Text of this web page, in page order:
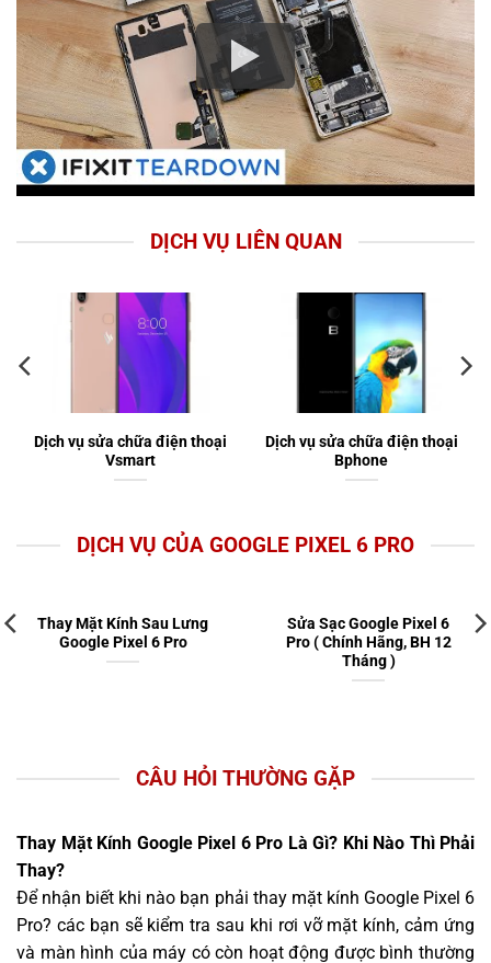
DỊCH VỤ LIÊN QUAN
Dịch vụ sửa chữa điện thoại
Vsmart
Dịch vụ sửa chữa điện thoại
Bphone
DỊCH VỤ CỦA GOOGLE PIXEL 6 PRO
Thay Mặt Kính Sau Lưng
Google Pixel 6 Pro
Sửa Sạc Google Pixel 6
Pro ( Chính Hãng, BH 12
Tháng )
CÂU HỎI THƯỜNG GẶP
Thay Mặt Kính Google Pixel 6 Pro Là Gì? Khi Nào Thì Phải
Thay?
Để nhận biết khi nào bạn phải thay mặt kính Google Pixel 6
Pro? các bạn sẽ kiểm tra sau khi rơi vỡ mặt kính, cảm ứng
và màn hình của máy có còn hoạt động được bình thường